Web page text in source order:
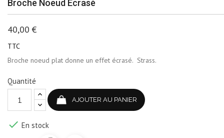
Broche Noeud Écrasé
40,00 €
TTC
Broche noeud plat donne un effet écrasé. Strass.
Quantité
AJOUTER AU PANIER
 En stock